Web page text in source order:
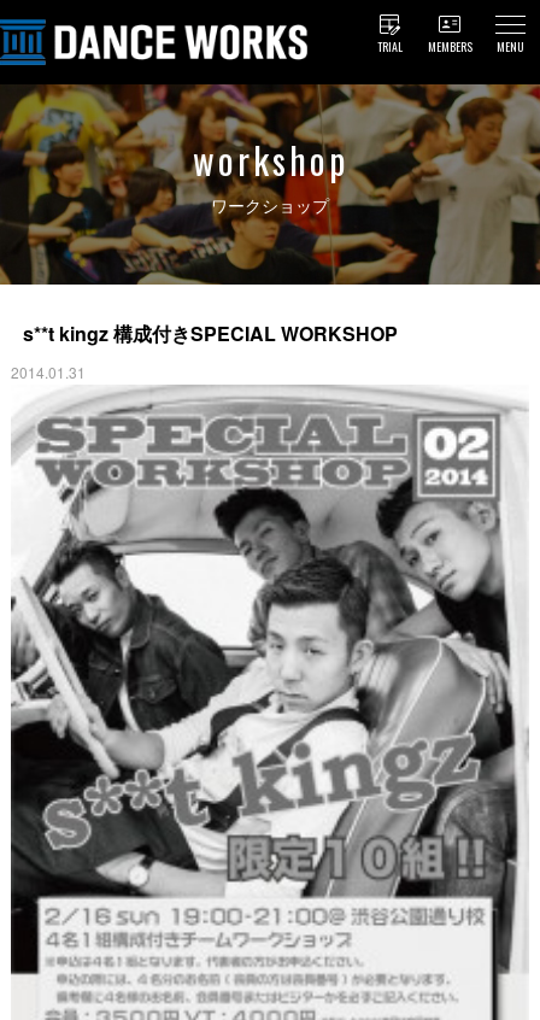
TRIAL MEMBERS MENU
workshop
ワークショップ
s**t kingz 構成付きSPECIAL WORKSHOP
2014.01.31